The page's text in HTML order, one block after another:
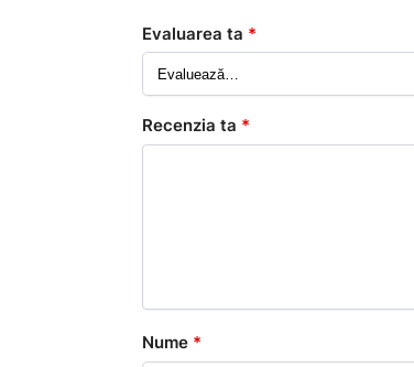
Evaluarea ta *
Recenzia ta *
Nume *